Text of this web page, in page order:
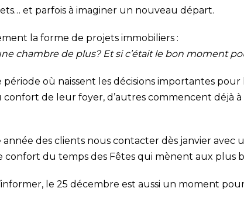
et parfois à imaginer un nouveau départ.
la forme de projets immobiliers :
chambre de plus? Et si c’était le bon moment
où naissent les décisions importantes
de leur foyer, d’autres commencent déjà
des clients nous contacter dès janvier
confort du temps des Fêtes qui mènent aux plus
le 25 décembre est aussi un moment